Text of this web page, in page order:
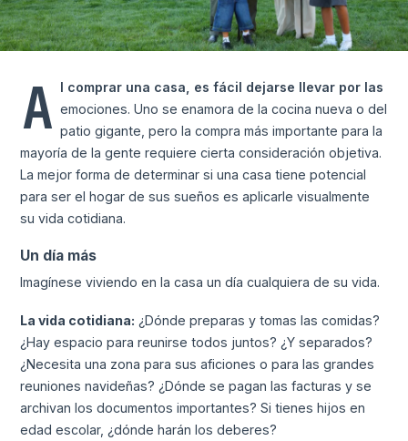
A
l comprar una casa, es fácil dejarse llevar por las
emociones. Uno se enamora de la cocina nueva o del
patio gigante, pero la compra más importante para la
mayoría de la gente requiere cierta consideración objetiva.
La mejor forma de determinar si una casa tiene potencial
para ser el hogar de sus sueños es aplicarle visualmente
su vida cotidiana.
Un día más
Imagínese viviendo en la casa un día cualquiera de su vida.
La vida cotidiana: ¿Dónde preparas y tomas las comidas?
¿Hay espacio para reunirse todos juntos? ¿Y separados?
¿Necesita una zona para sus aficiones o para las grandes
reuniones navideñas? ¿Dónde se pagan las facturas y se
archivan los documentos importantes? Si tienes hijos en
edad escolar, ¿dónde harán los deberes?